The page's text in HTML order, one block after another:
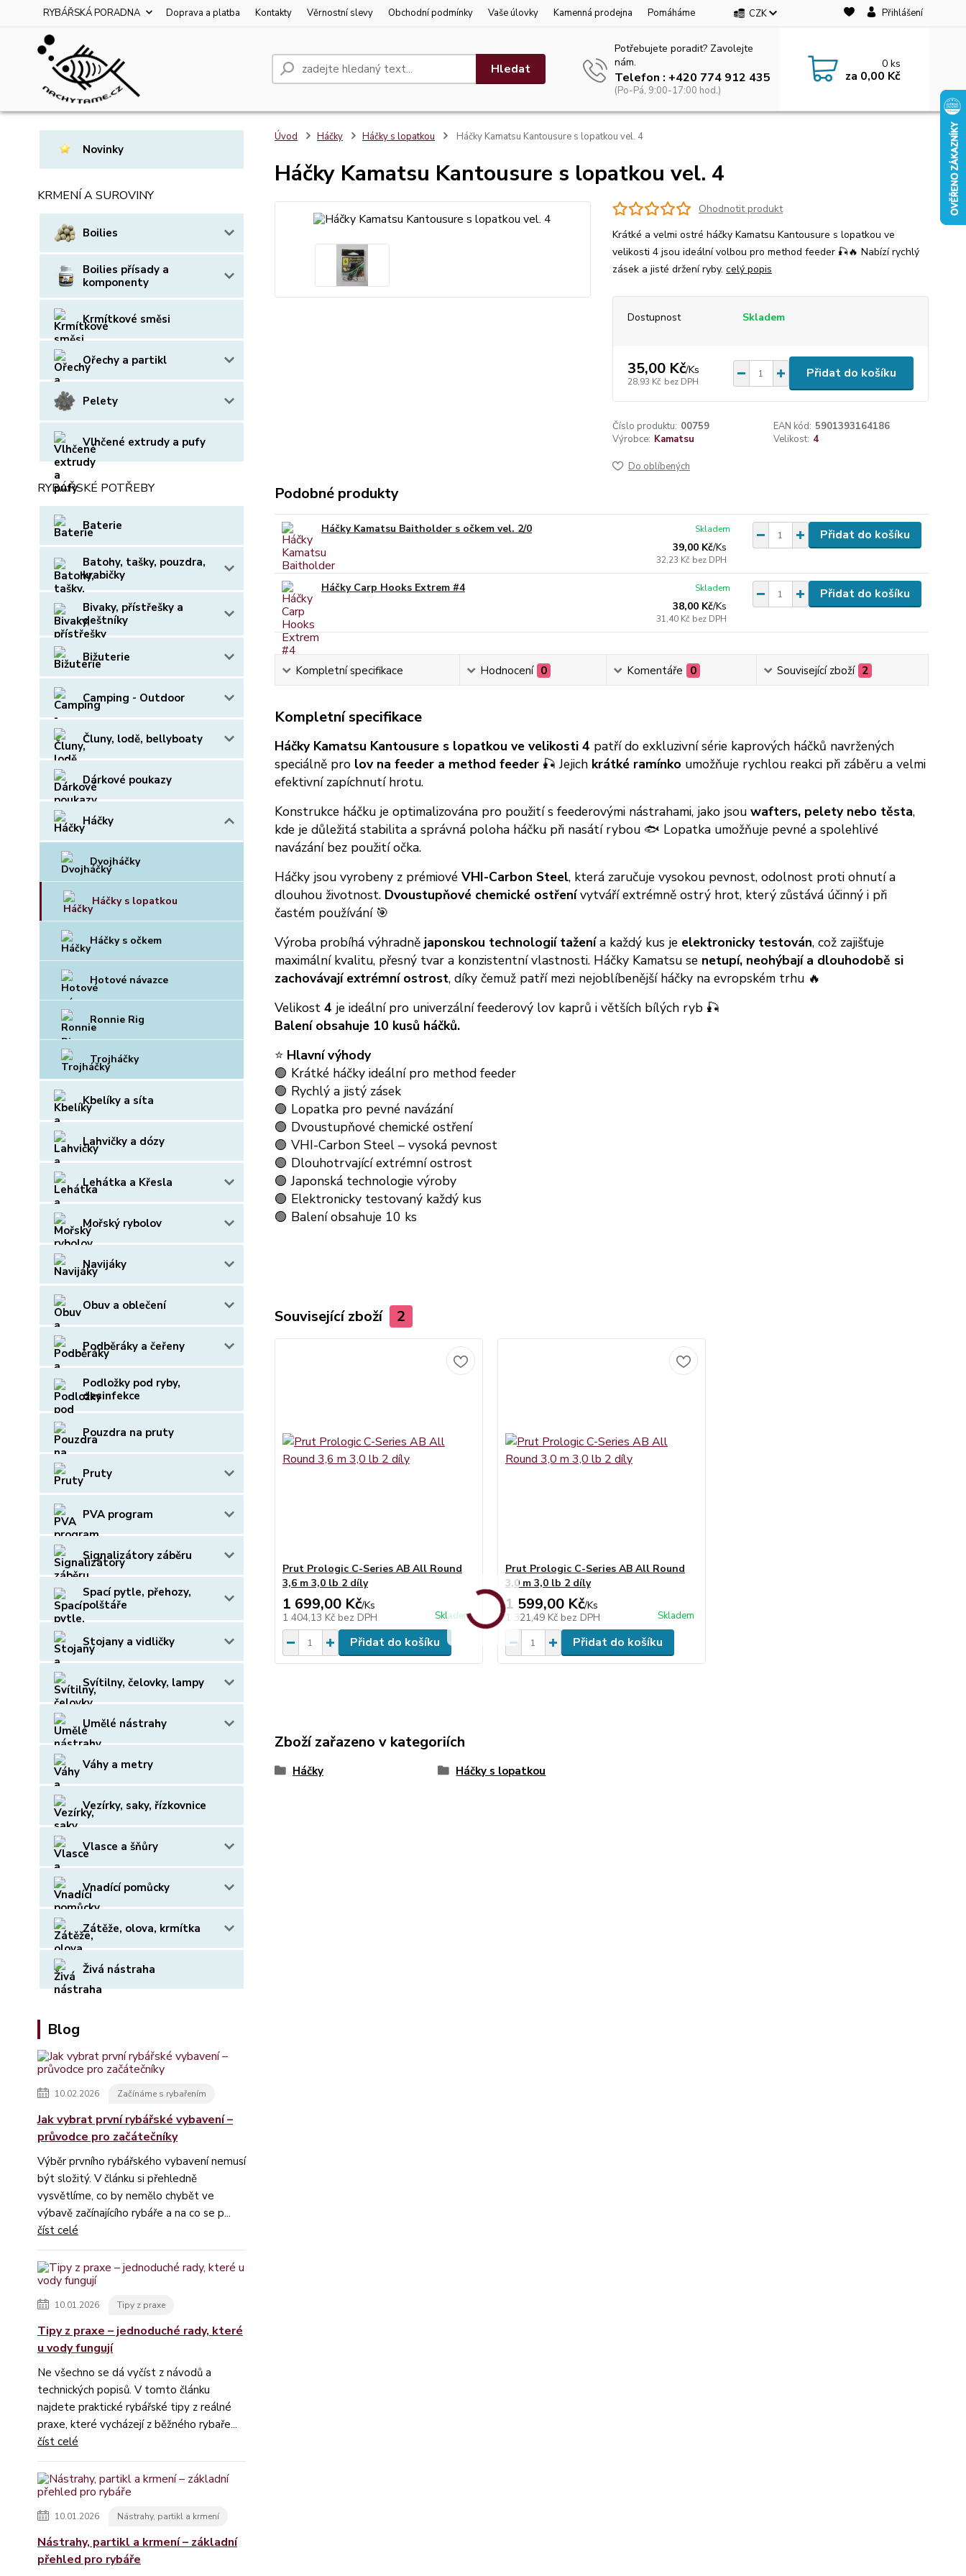
RYBÁŘSKÁ PORADNA Doprava a platba Kontakty Věrnostní slevy Obchodní podmínky Vaše úlovky Kamenná prodejna Pomáháme CZK Přihlášení
Hledat
Potřebujete poradit? Zavolejte
nám.
Telefon : +420 774 912 435
(Po-Pá, 9:00-17:00 hod.)
0ks
za 0,00 Kč
Novinky
KRMENÍ A SUROVINY
Boilies
Boilies přísady a
komponenty
Krmítkové směsi
Ořechy a partikl
Pelety
Vlhčené extrudy a pufy
RYBÁŘSKÉ POTŘEBY
Baterie
Batohy, tašky, pouzdra,
krabičky
Bivaky, přístřešky a
deštníky
Bižuterie
Camping - Outdoor
Čluny, lodě, bellyboaty
Dárkové poukazy
Háčky
Dvojháčky
Háčky s lopatkou
Háčky s očkem
Hotové návazce
Ronnie Rig
Trojháčky
Kbelíky a síta
Lahvičky a dózy
Lehátka a Křesla
Mořský rybolov
Navijáky
Obuv a oblečení
Podběráky a čeřeny
Podložky pod ryby,
desinfekce
Pouzdra na pruty
Pruty
PVA program
Signalizátory záběru
Spací pytle, přehozy,
polštáře
Stojany a vidličky
Svítilny, čelovky, lampy
Umělé nástrahy
Váhy a metry
Vezírky, saky, řízkovnice
Vlasce a šňůry
Vnadící pomůcky
Zátěže, olova, krmítka
Živá nástraha
Blog
10.02.2026 Začínáme s rybařením
Jak vybrat první rybářské vybavení –
průvodce pro začátečníky
Výběr prvního rybářského vybavení nemusí
být složitý. V článku si přehledně
vysvětlíme, co by nemělo chybět ve
výbavě začínajícího rybáře a na co se p...
číst celé
10.01.2026 Tipy z praxe
Tipy z praxe – jednoduché rady, které
u vody fungují
Ne všechno se dá vyčíst z návodů a
technických popisů. V tomto článku
najdete praktické rybářské tipy z reálné
praxe, které vycházejí z běžného rybaře...
číst celé
10.01.2026 Nástrahy, partikl a krmení
Nástrahy, partikl a krmení – základní
přehled pro rybáře
Úvod Háčky Háčky s lopatkou Háčky Kamatsu Kantousure s lopatkou vel. 4
Háčky Kamatsu Kantousure s lopatkou vel. 4
Ohodnotit produkt
Krátké a velmi ostré háčky Kamatsu Kantousure s lopatkou ve
velikosti 4 jsou ideální volbou pro method feeder 🎣🔥 Nabízí rychlý
zásek a jisté držení ryby. celý popis
Dostupnost Skladem
35,00 Kč/Ks
28,93 Kč bez DPH
Přidat do košíku
Číslo produktu: 00759 EAN kód: 5901393164186
Výrobce: Kamatsu Velikost: 4
Do oblíbených
Podobné produkty
Háčky Kamatsu Baitholder s očkem vel. 2/0
39,00 Kč/Ks
32,23 Kč bez DPH
Skladem Přidat do košíku
Háčky Carp Hooks Extrem #4
38,00 Kč/Ks
31,40 Kč bez DPH
Skladem Přidat do košíku
Kompletní specifikace Hodnocení 0 Komentáře 0 Související zboží 2
Kompletní specifikace
Háčky Kamatsu Kantousure s lopatkou ve velikosti 4 patří do exkluzivní série kaprových háčků navržených
speciálně pro lov na feeder a method feeder🎣 Jejich krátké ramínko umožňuje rychlou reakci při záběru a velmi
efektivní zapíchnutí hrotu.
Konstrukce háčku je optimalizována pro použití s feederovými nástrahami, jako jsou wafters, pelety nebo těsta,
kde je důležitá stabilita a správná poloha háčku při nasátí rybou 🐟 Lopatka umožňuje pevné a spolehlivé
navázání bez použití očka.
Háčky jsou vyrobeny z prémiové VHI-Carbon Steel, která zaručuje vysokou pevnost, odolnost proti ohnutí a
dlouhou životnost. Dvoustupňové chemické ostřenívytváří extrémně ostrý hrot, který zůstává účinný i při
častém používání 🎯
Výroba probíhá výhradně japonskou technologií taženía každý kus je elektronicky testován, což zajišťuje
maximální kvalitu, přesný tvar a konzistentní vlastnosti. Háčky Kamatsu se netupí, neohýbají a dlouhodobě si
zachovávají extrémní ostrost, díky čemuž patří mezi nejoblíbenější háčky na evropském trhu 🔥
Velikost 4 je ideální pro univerzální feederový lov kaprů i větších bílých ryb 🎣
Balení obsahuje 10 kusů háčků.
⭐ Hlavní výhody
🟢 Krátké háčky ideální pro method feeder
🟢 Rychlý a jistý zásek
🟢 Lopatka pro pevné navázání
🟢 Dvoustupňové chemické ostření
🟢 VHI-Carbon Steel – vysoká pevnost
🟢 Dlouhotrvající extrémní ostrost
🟢 Japonská technologie výroby
🟢 Elektronicky testovaný každý kus
🟢 Balení obsahuje 10 ks
Související zboží 2
Prut Prologic C-Series AB All Round
3,6 m 3,0 lb 2 díly
1 699,00 Kč/Ks
1 404,13 Kč bez DPH Skladem
Přidat do košíku
Prut Prologic C-Series AB All Round
3,0 m 3,0 lb 2 díly
1 599,00 Kč/Ks
1 321,49 Kč bez DPH Skladem
Přidat do košíku
Zboží zařazeno v kategoriích
Háčky Háčky s lopatkou